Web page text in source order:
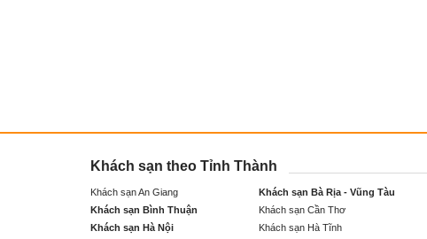
Khách sạn theo Tỉnh Thành
Khách sạn An Giang Khách sạn Bà Rịa - Vũng Tàu
Khách sạn Bình Thuận
Khách sạn Cần Thơ
Khách sạn Hà Nội
Khách sạn Hà Tĩnh